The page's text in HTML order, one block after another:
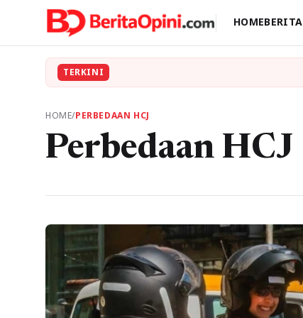
HOMEBERITA
TERKINI
HOME/PERBEDAAN HCJ
Perbedaan HCJ